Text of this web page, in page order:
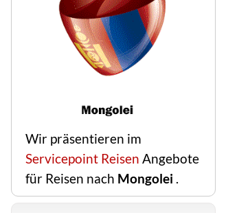
Wir präsentieren im
Servicepoint Reisen Angebote
für Reisen nach Mongolei .